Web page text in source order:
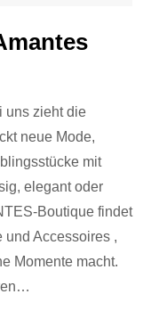
uns zieht die
neue Mode,
mit
elegant oder
Boutique findet
Accessoires ,
Momente macht.